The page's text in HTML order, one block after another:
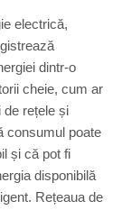
electrică,
dintr-o
cheie, cum ar
de rețele și
consumul poate
și că pot fi
disponibilă
Rețeaua de